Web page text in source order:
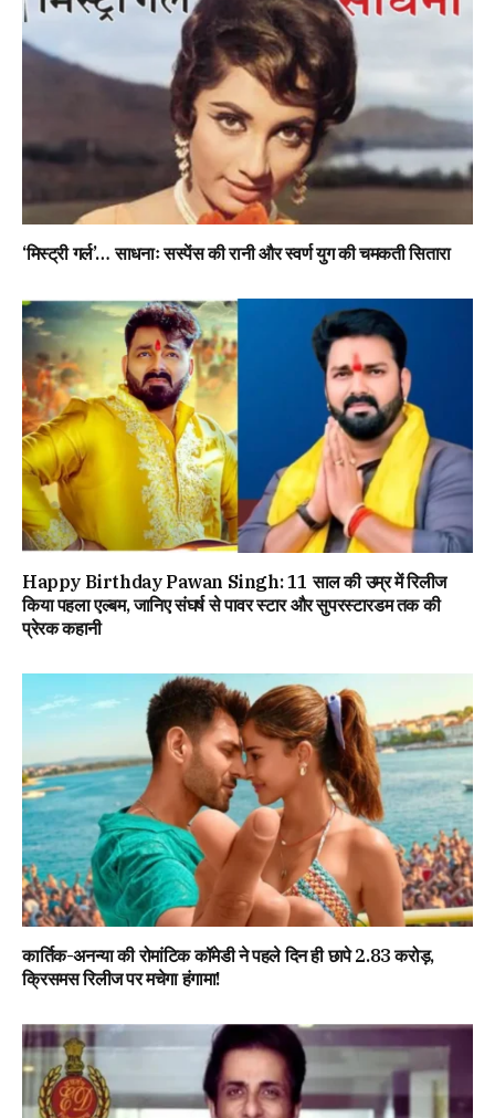
‘मिस्ट्री गर्ल’… साधनाः सस्पेंस की रानी और स्वर्ण युग की चमकती सितारा
Happy Birthday Pawan Singh: 11 साल की उम्र में रिलीज
किया पहला एल्बम, जानिए संघर्ष से पावर स्टार और सुपरस्टारडम तक की
प्रेरक कहानी
कार्तिक-अनन्या की रोमांटिक कॉमेडी ने पहले दिन ही छापे 2.83 करोड़,
क्रिसमस रिलीज पर मचेगा हंगामा!